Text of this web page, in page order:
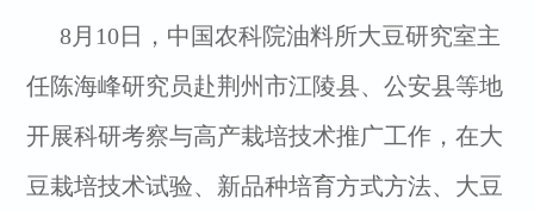
8月10日，中国农科院油料所大豆研究室主
任陈海峰研究员赴荆州市江陵县、公安县等地
开展科研考察与高产栽培技术推广工作，在大
豆栽培技术试验、新品种培育方式方法、大豆